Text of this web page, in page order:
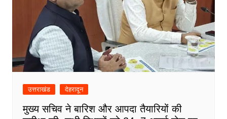
उत्तराखंड देहरादून
मुख्य सचिव ने बारिश और आपदा तैयारियों की